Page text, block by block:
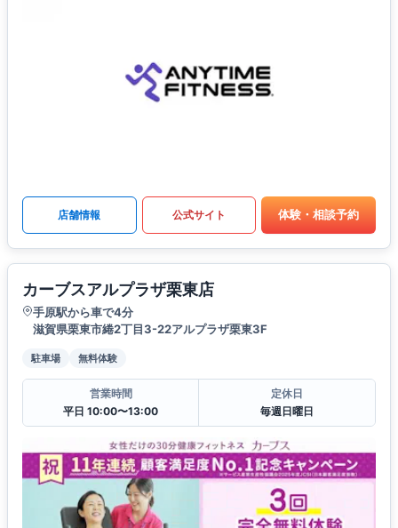
店舗情報 公式サイト 体験・相談予約
カーブスアルプラザ栗東店
手原駅から車で4分
滋賀県栗東市綣2丁目3-22アルプラザ栗東3F
駐車場 無料体験
営業時間
平日 10:00〜13:00
定休日
毎週日曜日